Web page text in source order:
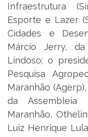
Infraestrutura
Esporte e Lazer
Cidades e
Márcio Jerry, da
Lindoso; o
Pesquisa
Maranhão
da Assembleia
Maranhão,
Luiz Henrique